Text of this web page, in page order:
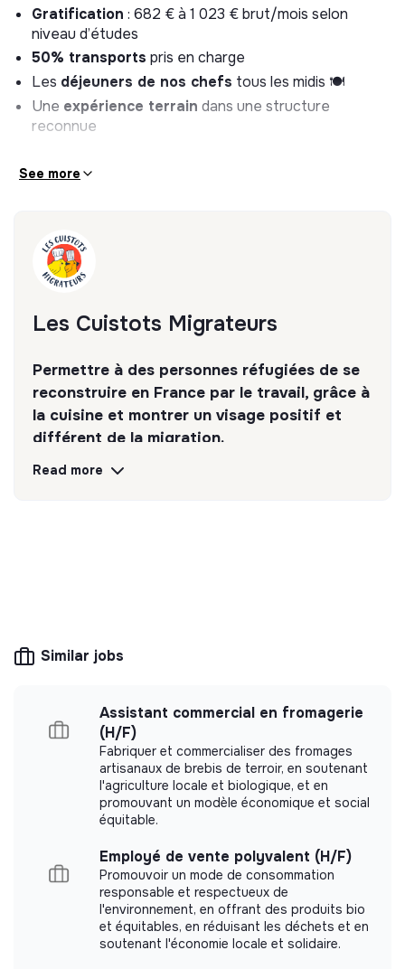
Gratification : 682 € à 1 023 € brut/mois selon
niveau d’études
50% transports pris en charge
Les déjeuners de nos chefs tous les midis 🍽️
Une expérience terrain dans une structure
reconnue
See more
Les Cuistots Migrateurs
Permettre à des personnes réfugiées de se
reconstruire en France par le travail, grâce à
la cuisine et montrer un visage positif et
différent de la migration.
Discover
More information
Website
Company
Between 15 and 50
Inclusion through
Employment
Impact study
Les Cuistots Migrateurs did not yet communicate
its impact measurement.
Read more
Similar jobs
Assistant commercial en fromagerie
(H/F)
Fabriquer et commercialiser des fromages
artisanaux de brebis de terroir, en soutenant
l'agriculture locale et biologique, et en
promouvant un modèle économique et social
équitable.
Employé de vente polyvalent (H/F)
Promouvoir un mode de consommation
responsable et respectueux de
l'environnement, en offrant des produits bio
et équitables, en réduisant les déchets et en
soutenant l'économie locale et solidaire.